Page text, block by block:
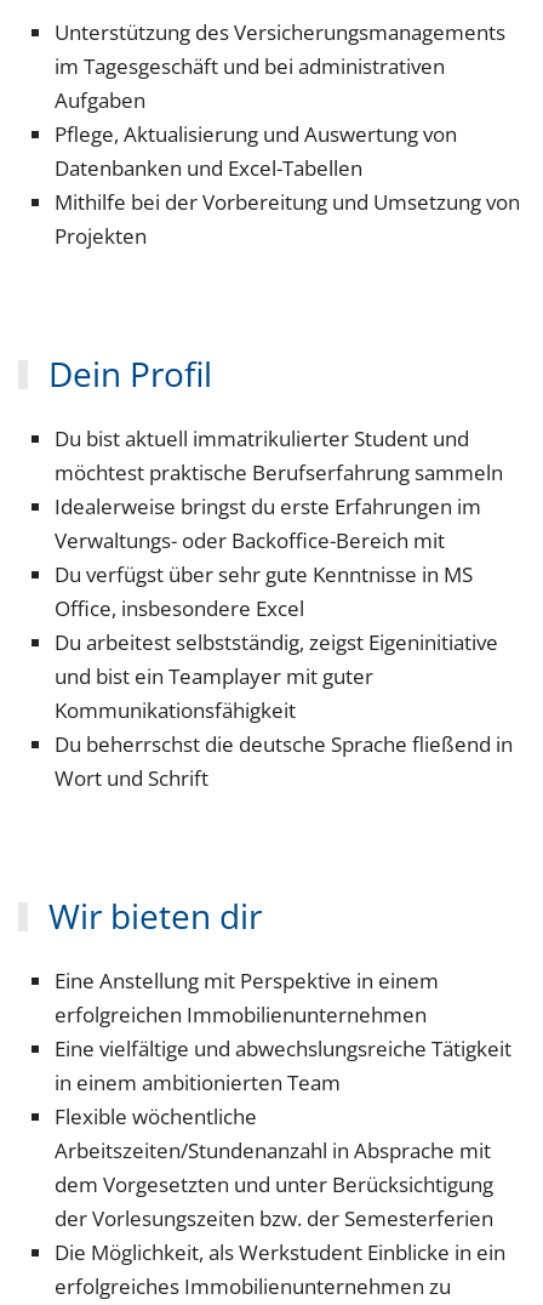
Unterstützung des Versicherungsmanagements
im Tagesgeschäft und bei administrativen
Aufgaben
Pflege, Aktualisierung und Auswertung von
Datenbanken und Excel-Tabellen
Mithilfe bei der Vorbereitung und Umsetzung von
Projekten
Dein Profil
Du bist aktuell immatrikulierter Student und
möchtest praktische Berufserfahrung sammeln
Idealerweise bringst du erste Erfahrungen im
Verwaltungs- oder Backoffice-Bereich mit
Du verfügst über sehr gute Kenntnisse in MS
Office, insbesondere Excel
Du arbeitest selbstständig, zeigst Eigeninitiative
und bist ein Teamplayer mit guter
Kommunikationsfähigkeit
Du beherrschst die deutsche Sprache fließend in
Wort und Schrift
Wir bieten dir
Eine Anstellung mit Perspektive in einem
erfolgreichen Immobilienunternehmen
Eine vielfältige und abwechslungsreiche Tätigkeit
in einem ambitionierten Team
Flexible wöchentliche
Arbeitszeiten/Stundenanzahl in Absprache mit
dem Vorgesetzten und unter Berücksichtigung
der Vorlesungszeiten bzw. der Semesterferien
Die Möglichkeit, als Werkstudent Einblicke in ein
erfolgreiches Immobilienunternehmen zu